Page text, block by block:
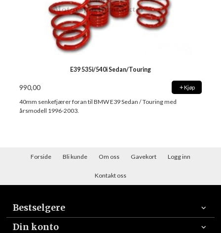
E39 535i/540i Sedan/Touring
990,00 Kjøp
40mm senkefjærer foran til BMW E39 Sedan / Touring med
årsmodell 1996-2003.
Forside Bli kunde Om oss Gavekort Logg inn
Kontakt oss
Bestselgere
Din konto